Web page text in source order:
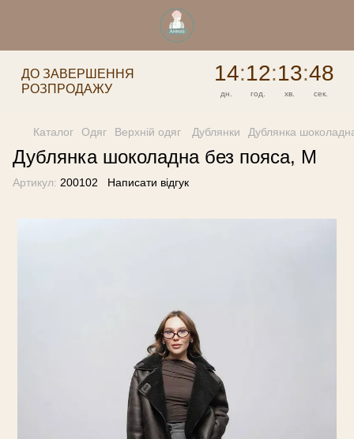
ДО ЗАВЕРШЕННЯ
РОЗПРОДАЖУ
14:12:13:48
дн. год. хв. сек.
Каталог Одяг Верхній одяг Дублянки Дублянка
Дублянка шоколадна без пояса, M
Артикул: 200102 Написати відгук